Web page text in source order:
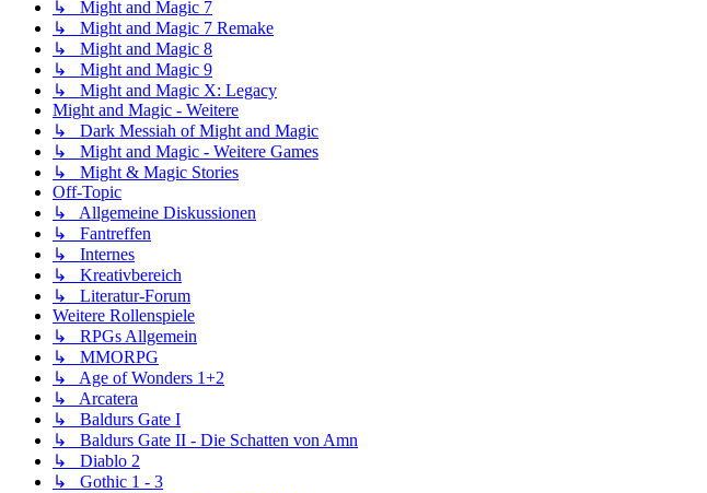
↳ Might and Magic 7
↳ Might and Magic 7 Remake
↳ Might and Magic 8
↳ Might and Magic 9
↳ Might and Magic X: Legacy
Might and Magic - Weitere
↳ Dark Messiah of Might and Magic
↳ Might and Magic - Weitere Games
↳ Might & Magic Stories
Off-Topic
↳ Allgemeine Diskussionen
↳ Fantreffen
↳ Internes
↳ Kreativbereich
↳ Literatur-Forum
Weitere Rollenspiele
↳ RPGs Allgemein
↳ MMORPG
↳ Age of Wonders 1+2
↳ Arcatera
↳ Baldurs Gate I
↳ Baldurs Gate II - Die Schatten von Amn
↳ Diablo 2
↳ Gothic 1 - 3